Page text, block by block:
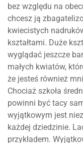
bez względu na
chcesz ją
kwiecistych
kształtami. Duże
wyglądać jeszcze
małych kwiatów,
że jesteś również
Chociaż szkoła
powinni być tacy
wyjątkowym jest
każdej dziedzinie.
przykładem.